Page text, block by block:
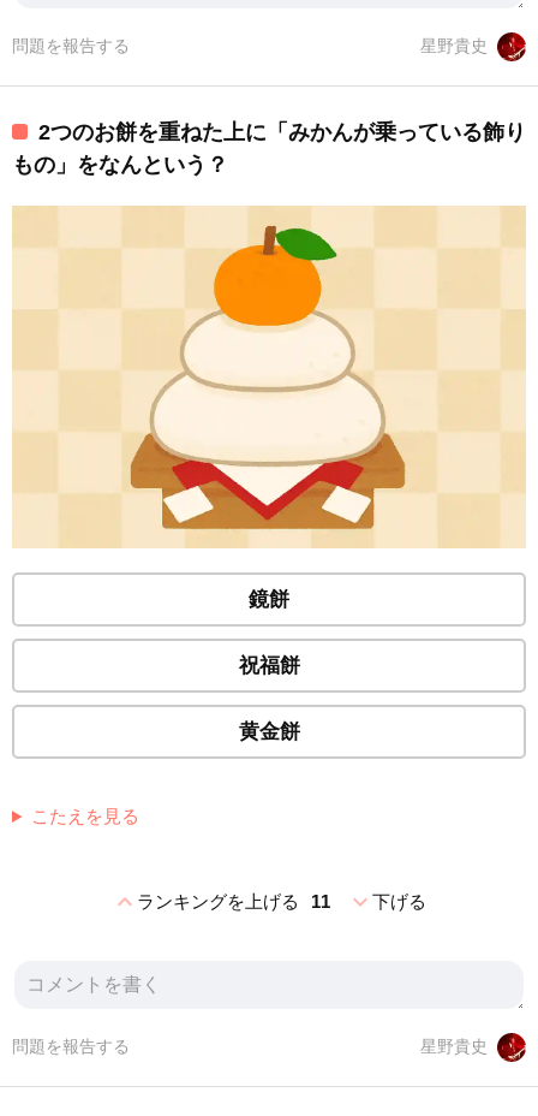
星野貴史
問題を報告する
2つのお餅を重ねた上に「みかんが乗っている飾り
もの」をなんという？
鏡餅
祝福餅
黄金餅
こたえを見る
expand_lessランキングを上げる 11 expand_more下げる
星野貴史
問題を報告する